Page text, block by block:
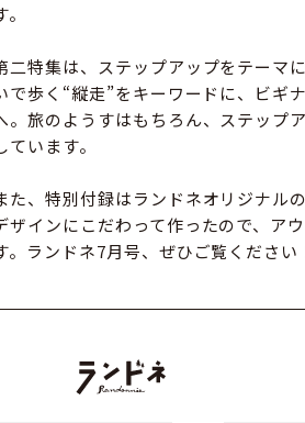
。
二特集は、ステップアップをテーマ
で歩く“縦走”をキーワードに、ビギ
。旅のようすはもちろん、ステップ
ています。
た、特別付録はランドネオリジナル
ザインにこだわって作ったので、ア
。ランドネ7月号、ぜひご覧ください